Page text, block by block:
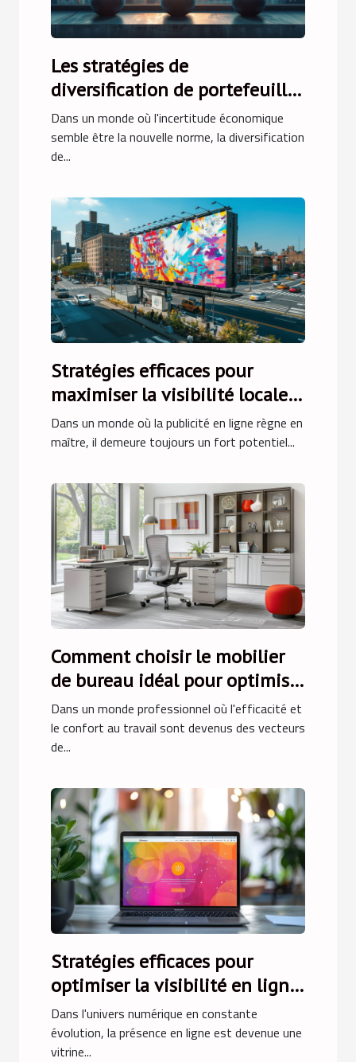
Les stratégies de
diversification de portefeuille
en période d'incertitude
économique
Dans un monde où l'incertitude économique
semble être la nouvelle norme, la diversification
de...
Stratégies efficaces pour
maximiser la visibilité locale
avec des supports
publicitaires physiques
Dans un monde où la publicité en ligne règne en
maître, il demeure toujours un fort potentiel...
Comment choisir le mobilier
de bureau idéal pour optimiser
l'espace de travail
Dans un monde professionnel où l'efficacité et
le confort au travail sont devenus des vecteurs
de...
Stratégies efficaces pour
optimiser la visibilité en ligne
des entreprises
Dans l'univers numérique en constante
évolution, la présence en ligne est devenue une
vitrine...